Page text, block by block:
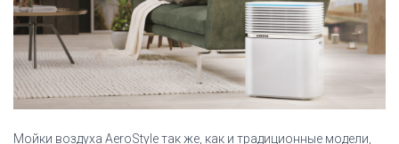
Мойки воздуха AeroStyle так же, как и традиционные модели,